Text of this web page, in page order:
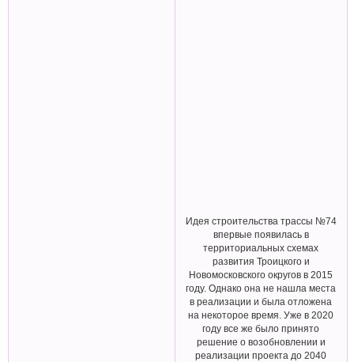
Идея строительства трассы №74
впервые появилась в
территориальных схемах
развития Троицкого и
Новомосковского округов в 2015
году. Однако она не нашла места
в реализации и была отложена
на некоторое время. Уже в 2020
году все же было принято
решение о возобновлении и
реализации проекта до 2040